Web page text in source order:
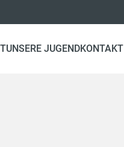
UNSERE JUGENDKONTAKT